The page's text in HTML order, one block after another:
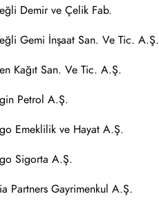
Demir ve Çelik Fab.
Gemi İnşaat San. Ve Tic. A.Ş.
Kağıt San. Ve Tic. A.Ş.
Petrol A.Ş.
Emeklilik ve Hayat A.Ş.
Sigorta A.Ş.
Partners Gayrimenkul A.Ş.